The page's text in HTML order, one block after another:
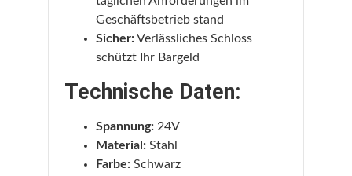
Geschäftsbetrieb stand
Sicher:Verlässliches Schloss
schützt Ihr Bargeld
Technische Daten:
Spannung:24V
Material:Stahl
Farbe:Schwarz